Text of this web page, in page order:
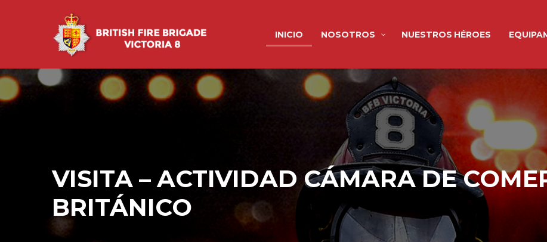
INICIO NOSOTROS NUESTROS HÉROES
VISITA – ACTIVIDAD CÁMARA DE
BRITÁNICO